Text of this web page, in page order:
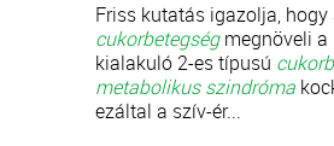
Friss kutatás igazolja, hogy
cukorbetegségmegnöveli a
kialakuló 2-es típusú
metabolikus szindróma
ezáltal a szív-ér...